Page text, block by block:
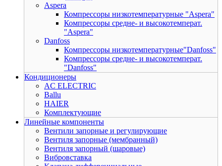
Aspera
Компрессоры низкотемпературные "Aspera"
Компрессоры средне- и высокотемперат.
"Aspera"
Danfoss
Компрессоры низкотемпературные"Danfoss"
Компрессоры средне- и высокотемперат.
"Danfoss"
Кондиционеры
AC ELECTRIC
Ballu
HAIER
Комплектующие
Линейные компоненты
Вентили запорные и регулирующие
Вентиля запорные (мембранный)
Вентиля запорный (шаровые)
Вибровставка